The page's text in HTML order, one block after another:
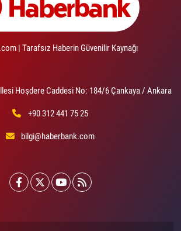
| Tarafsız Haberin Güvenilir Kaynağı
Hoşdere Caddesi No: 184/6 Çankaya / Ankara
+90 312 441 75 25
bilgi@haberbank.com